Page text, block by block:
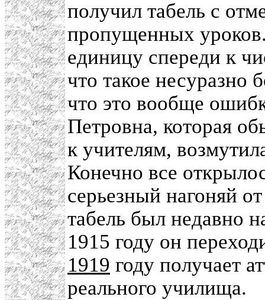
получил табель с
пропущенных
единицу спереди к
что такое несуразно
что это вообще
Петровна, которая
к учителям,
Конечно все
серьезный нагоняй
табель был недавно
1915 году он
1919 году получает
реального училища.